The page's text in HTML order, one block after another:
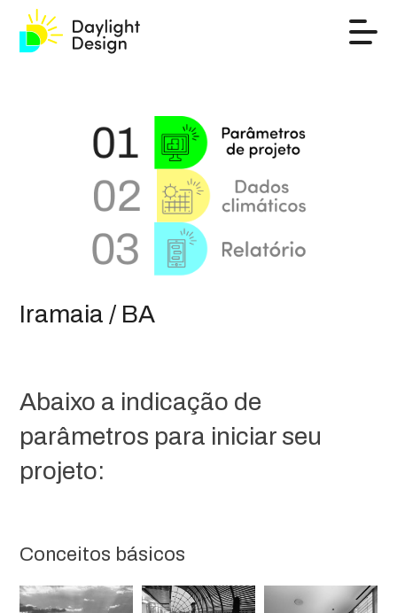
Iramaia / BA
Abaixo a indicação de
parâmetros para iniciar seu
projeto:
Conceitos básicos